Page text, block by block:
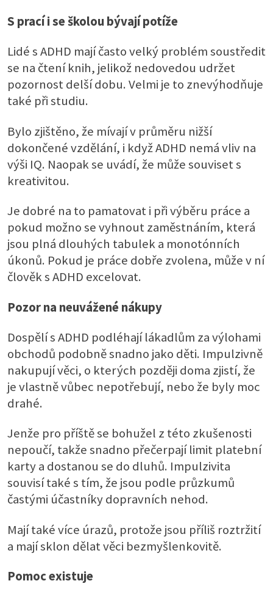
S prací i se školou bývají potíže
Lidé s ADHD mají často velký problém soustředit
se na čtení knih, jelikož nedovedou udržet
pozornost delší dobu. Velmi je to znevýhodňuje
také při studiu.
Bylo zjištěno, že mívají v průměru nižší
dokončené vzdělání, i když ADHD nemá vliv na
výši IQ. Naopak se uvádí, že může souviset s
kreativitou.
Je dobré na to pamatovat i při výběru práce a
pokud možno se vyhnout zaměstnáním, která
jsou plná dlouhých tabulek a monotónních
úkonů. Pokud je práce dobře zvolena, může v ní
člověk s ADHD excelovat.
Pozor na neuvážené nákupy
Dospělí s ADHD podléhají lákadlům za výlohami
obchodů podobně snadno jako děti. Impulzivně
nakupují věci, o kterých později doma zjistí, že
je vlastně vůbec nepotřebují, nebo že byly moc
drahé.
Jenže pro příště se bohužel z této zkušenosti
nepoučí, takže snadno přečerpají limit platební
karty a dostanou se do dluhů. Impulzivita
souvisí také s tím, že jsou podle průzkumů
častými účastníky dopravních nehod.
Mají také více úrazů, protože jsou příliš roztržití
a mají sklon dělat věci bezmyšlenkovitě.
Pomoc existuje